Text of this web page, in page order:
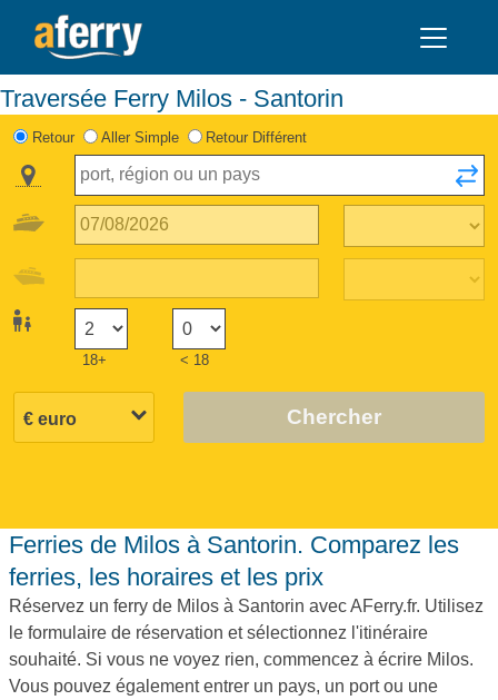
Traversée Ferry Milos - Santorin
Retour Aller Simple Retour Différent
18+ < 18
Chercher
Ferries de Milos à Santorin. Comparez les
ferries, les horaires et les prix
Réservez un ferry de Milos à Santorin avec AFerry.fr. Utilisez
le formulaire de réservation et sélectionnez l'itinéraire
souhaité. Si vous ne voyez rien, commencez à écrire Milos.
Vous pouvez également entrer un pays, un port ou une